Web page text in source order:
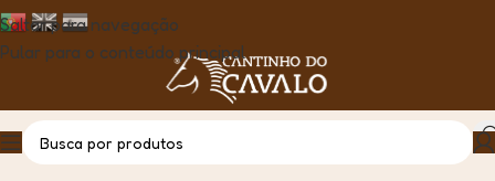
Saltar para navegação
Pular para o conteúdo principal
Casa Produto Cinto Argentino Bordado – 29